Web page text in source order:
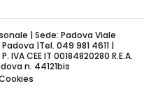
| Sede: Padova Viale
|Tel. 049 981 4611 |
CEE IT 00184820280 R.E.A.
n. 44121bis